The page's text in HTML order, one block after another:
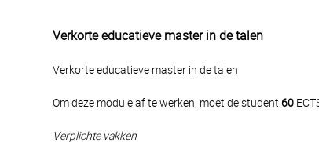
Verkorte educatieve master in de talen
Verkorte educatieve master in de talen
Om deze module af te werken, moet de student60
Verplichte vakken